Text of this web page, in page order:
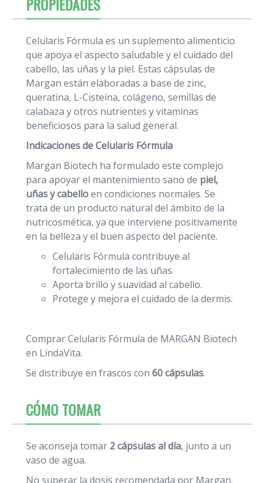
Celularis Fórmula es un suplemento alimenticio
que apoya el aspecto saludable y el cuidado del
cabello, las uñas y la piel. Estas cápsulas de
Margan están elaboradas a base de zinc,
queratina, L-Cisteína, colágeno, semillas de
calabaza y otros nutrientes y vitaminas
beneficiosos para la salud general.
Indicaciones de Celularis Fórmula
Margan Biotech ha formulado este complejo
para apoyar el mantenimiento sano de piel,
uñas y cabelloen condiciones normales. Se
trata de un producto natural del ámbito de la
nutricosmética, ya que interviene positivamente
en la belleza y el buen aspecto del paciente.
Celularis Fórmula contribuye al
fortalecimiento de las uñas.
Aporta brillo y suavidad al cabello.
Protege y mejora el cuidado de la dermis.
Comprar Celularis Fórmula de MARGAN Biotech
en LindaVita.
Se distribuye en frascos con 60 cápsulas.
CÓMO TOMAR
Se aconseja tomar 2 cápsulas al día, junto a un
vaso de agua.
No superar la dosis recomendada por Margan.